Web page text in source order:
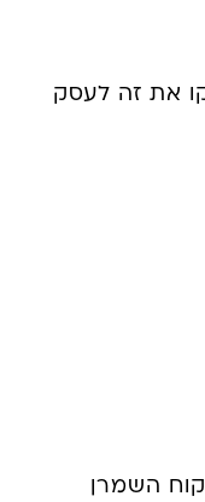
את זה לעסק
השמרן